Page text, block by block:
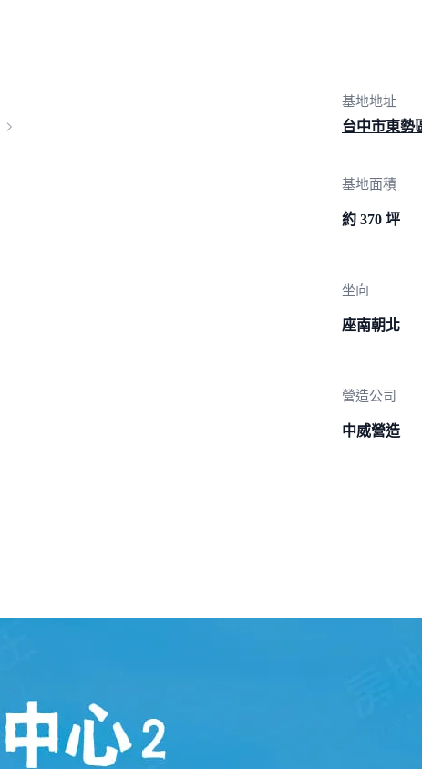
基地地址
台中市東勢
基地面積
約 370 坪
坐向
座南朝北
營造公司
中威營造